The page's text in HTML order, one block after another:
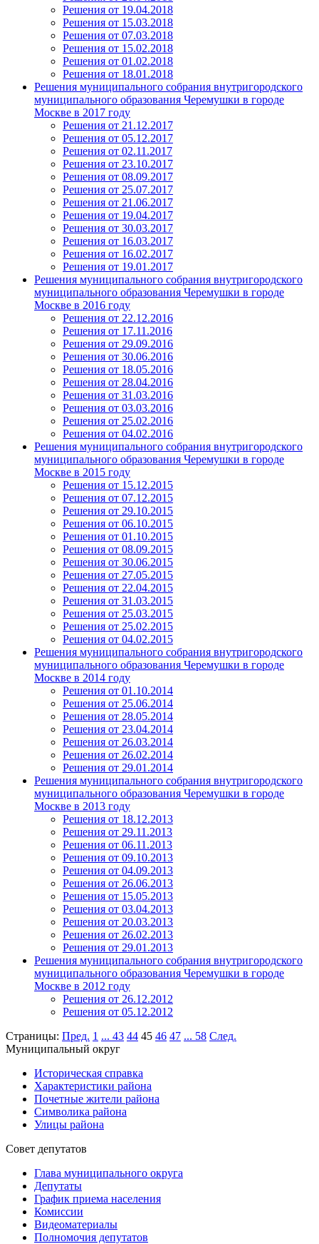
Решения от 19.04.2018
Решения от 15.03.2018
Решения от 07.03.2018
Решения от 15.02.2018
Решения от 01.02.2018
Решения от 18.01.2018
Решения муниципального собрания внутригородского
муниципального образования Черемушки в городе
Москве в 2017 году
Решения от 21.12.2017
Решения от 05.12.2017
Решения от 02.11.2017
Решения от 23.10.2017
Решения от 08.09.2017
Решения от 25.07.2017
Решения от 21.06.2017
Решения от 19.04.2017
Решения от 30.03.2017
Решения от 16.03.2017
Решения от 16.02.2017
Решения от 19.01.2017
Решения муниципального собрания внутригородского
муниципального образования Черемушки в городе
Москве в 2016 году
Решения от 22.12.2016
Решения от 17.11.2016
Решения от 29.09.2016
Решения от 30.06.2016
Решения от 18.05.2016
Решения от 28.04.2016
Решения от 31.03.2016
Решения от 03.03.2016
Решения от 25.02.2016
Решения от 04.02.2016
Решения муниципального собрания внутригородского
муниципального образования Черемушки в городе
Москве в 2015 году
Решения от 15.12.2015
Решения от 07.12.2015
Решения от 29.10.2015
Решения от 06.10.2015
Решения от 01.10.2015
Решения от 08.09.2015
Решения от 30.06.2015
Решения от 27.05.2015
Решения от 22.04.2015
Решения от 31.03.2015
Решения от 25.03.2015
Решения от 25.02.2015
Решения от 04.02.2015
Решения муниципального собрания внутригородского
муниципального образования Черемушки в городе
Москве в 2014 году
Решения от 01.10.2014
Решения от 25.06.2014
Решения от 28.05.2014
Решения от 23.04.2014
Решения от 26.03.2014
Решения от 26.02.2014
Решения от 29.01.2014
Решения муниципального собрания внутригородского
муниципального образования Черемушки в городе
Москве в 2013 году
Решения от 18.12.2013
Решения от 29.11.2013
Решения от 06.11.2013
Решения от 09.10.2013
Решения от 04.09.2013
Решения от 26.06.2013
Решения от 15.05.2013
Решения от 03.04.2013
Решения от 20.03.2013
Решения от 26.02.2013
Решения от 29.01.2013
Решения муниципального собрания внутригородского
муниципального образования Черемушки в городе
Москве в 2012 году
Решения от 26.12.2012
Решения от 05.12.2012
Страницы: Пред. 1 ... 43 44 45 46 47 ... 58 След.
Муниципальный округ
Историческая справка
Характеристики района
Почетные жители района
Символика района
Улицы района
Совет депутатов
Глава муниципального округа
Депутаты
График приема населения
Комиссии
Видеоматериалы
Полномочия депутатов